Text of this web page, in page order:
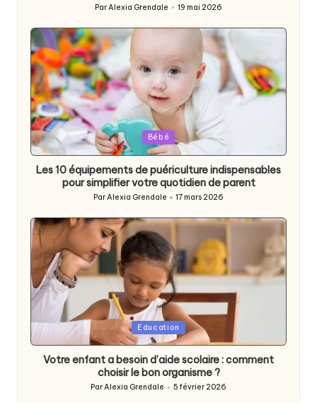
Posted
Par Alexia Grendale 19 mai 2026
Posted
in
Bébé
Les 10 équipements de puériculture indispensables
pour simplifier votre quotidien de parent
Posted
by
ParAlexia Grendale 17 mars 2026
Education
Votre enfant a besoin d’aide scolaire : comment
choisir le bon organisme ?
ParAlexia Grendale 5 février 2026